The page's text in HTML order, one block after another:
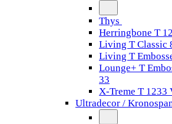
Thys
Herringbone T
Living T Classic
Living T
Lounge+ T
33
X-Treme T 1233
Ultradecor /